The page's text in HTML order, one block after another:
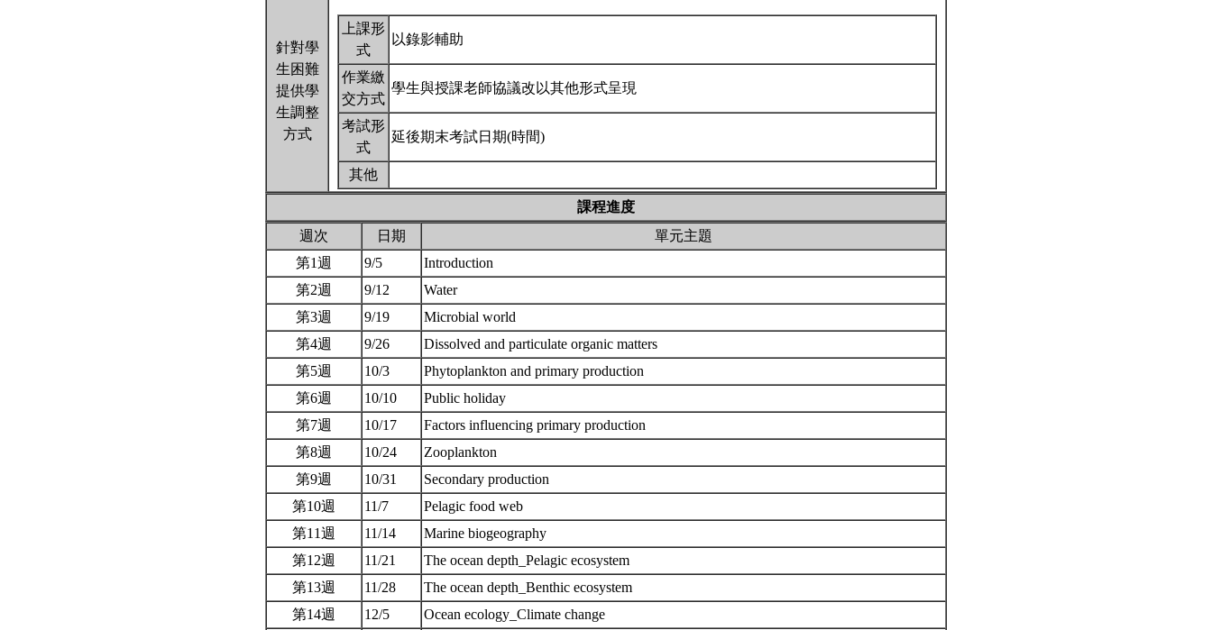
針對學
生困難
提供學
生調整
方式
上課形
式
以錄影輔助
作業繳
交方式
學生與授課老師協議改以其他形式呈現
考試形
式
延後期末考試日期(時間)
其他
課程進度
週次
日期
單元主題
第1週
9/5
Introduction
第2週
9/12
Water
第3週
9/19
Microbial world
第4週
9/26
Dissolved and particulate organic matters
第5週
10/3
Phytoplankton and primary production
第6週
10/10
Public holiday
第7週
10/17
Factors influencing primary production
第8週
10/24
Zooplankton
第9週
10/31
Secondary production
第10週
11/7
Pelagic food web
第11週
11/14
Marine biogeography
第12週
11/21
The ocean depth_Pelagic ecosystem
第13週
11/28
The ocean depth_Benthic ecosystem
第14週
12/5 Ocean ecology_Climate change